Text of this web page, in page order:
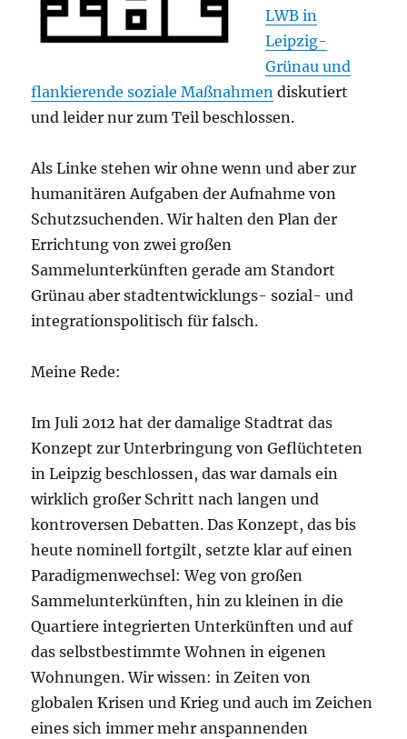
LWB in
Leipzig-
Grünau und
flankierende soziale Maßnahmen diskutiert
und leider nur zum Teil beschlossen.
Als Linke stehen wir ohne wenn und aber zur
humanitären Aufgaben der Aufnahme von
Schutzsuchenden. Wir halten den Plan der
Errichtung von zwei großen
Sammelunterkünften gerade am Standort
Grünau aber stadtentwicklungs- sozial- und
integrationspolitisch für falsch.
Meine Rede:
Im Juli 2012 hat der damalige Stadtrat das
Konzept zur Unterbringung von Geflüchteten
in Leipzig beschlossen, das war damals ein
wirklich großer Schritt nach langen und
kontroversen Debatten. Das Konzept, das bis
heute nominell fortgilt, setzte klar auf einen
Paradigmenwechsel: Weg von großen
Sammelunterkünften, hin zu kleinen in die
Quartiere integrierten Unterkünften und auf
das selbstbestimmte Wohnen in eigenen
Wohnungen. Wir wissen: in Zeiten von
globalen Krisen und Krieg und auch im Zeichen
eines sich immer mehr anspannenden